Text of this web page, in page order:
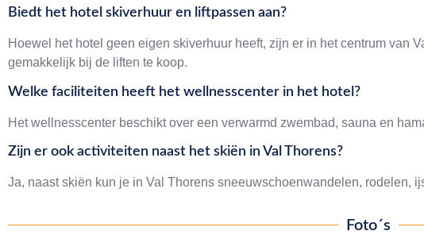
Biedt het hotel skiverhuur en liftpassen aan?
Hoewel het hotel geen eigen skiverhuur heeft, zijn er in het centrum van
gemakkelijk bij de liften te koop.
Welke faciliteiten heeft het wellnesscenter in het hotel?
Het wellnesscenter beschikt over een verwarmd zwembad, sauna en
Zijn er ook activiteiten naast het skiën in Val Thorens?
Ja, naast skiën kun je in Val Thorens sneeuwschoenwandelen, rodelen,
Foto´s